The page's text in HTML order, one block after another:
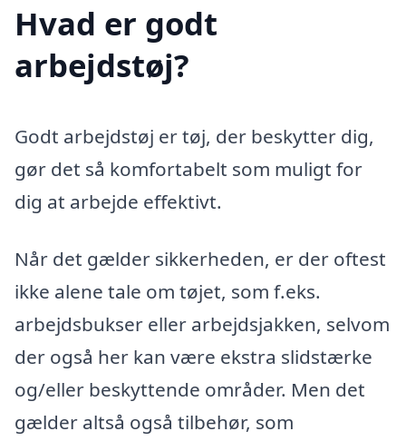
Hvad er godt
arbejdstøj?
Godt arbejdstøj er tøj, der beskytter dig,
gør det så komfortabelt som muligt for
dig at arbejde effektivt.
Når det gælder sikkerheden, er der oftest
ikke alene tale om tøjet, som f.eks.
arbejdsbukser eller arbejdsjakken, selvom
der også her kan være ekstra slidstærke
og/eller beskyttende områder. Men det
gælder altså også tilbehør, som